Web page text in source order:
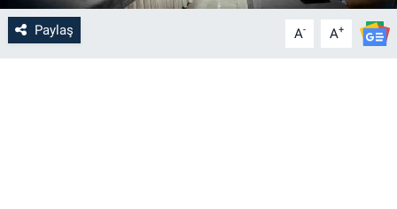
Paylaş A- A+